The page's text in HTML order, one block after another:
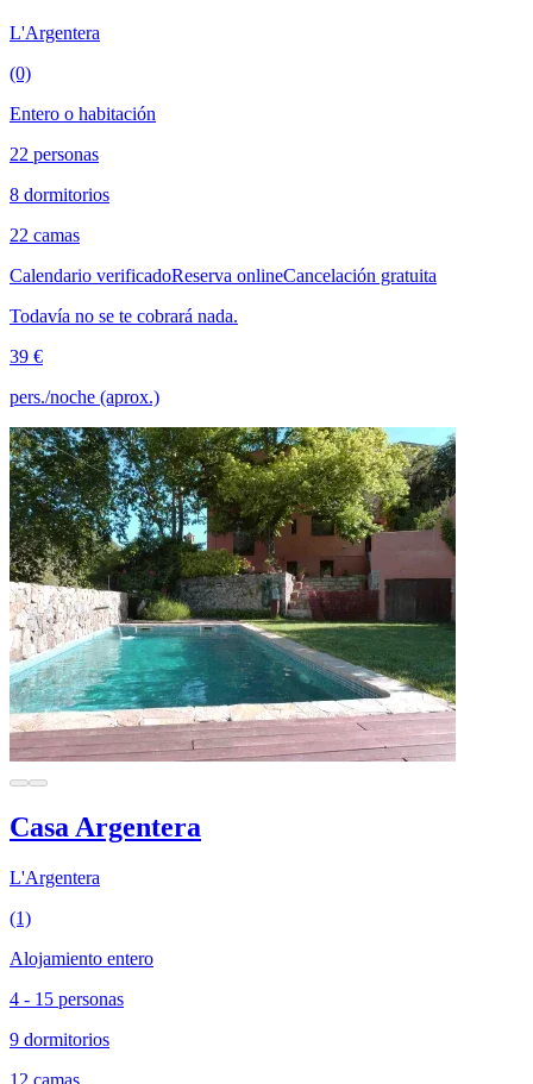
L'Argentera
(0)
Entero o habitación
22 personas
8 dormitorios
22 camas
Calendario verificadoReserva onlineCancelación gratuita
Todavía no se te cobrará nada.
39 €
pers./noche (aprox.)
Casa Argentera
L'Argentera
(1)
Alojamiento entero
4 - 15 personas
9 dormitorios